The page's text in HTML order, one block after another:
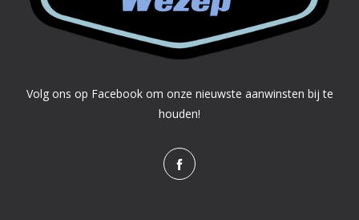
Volg ons op Facebook om onze nieuwste aanwinsten bij te
houden!